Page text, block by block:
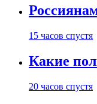
15 часов спустя
Какие
20 часов спустя